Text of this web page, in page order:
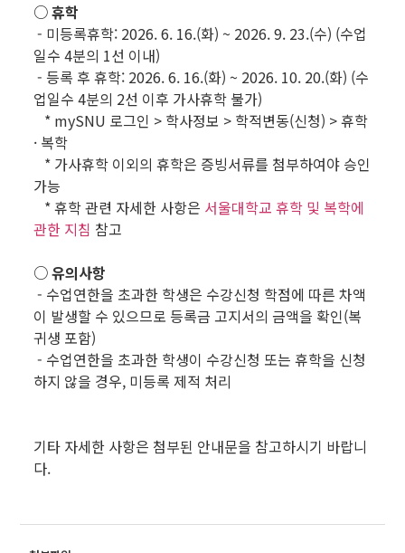
○ 휴학
- 미등록휴학: 2026. 6. 16.(화) ~ 2026. 9. 23.(수) (수업
일수 4분의 1선 이내)
- 등록 후 휴학: 2026. 6. 16.(화) ~ 2026. 10. 20.(화) (수
업일수 4분의 2선 이후 가사휴학 불가)
* mySNU 로그인 > 학사정보 > 학적변동(신청) > 휴학
· 복학
* 가사휴학 이외의 휴학은 증빙서류를 첨부하여야 승인
가능
* 휴학 관련 자세한 사항은 서울대학교 휴학 및 복학에
관한 지침 참고
○ 유의사항
- 수업연한을 초과한 학생은 수강신청 학점에 따른 차액
이 발생할 수 있으므로 등록금 고지서의 금액을 확인(복
귀생 포함)
- 수업연한을 초과한 학생이 수강신청 또는 휴학을 신청
하지 않을 경우, 미등록 제적 처리
기타 자세한 사항은 첨부된 안내문을 참고하시기 바랍니
다.